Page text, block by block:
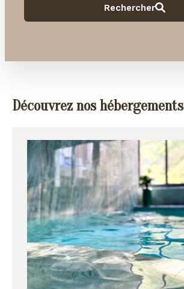
Découvrez nos hébergements